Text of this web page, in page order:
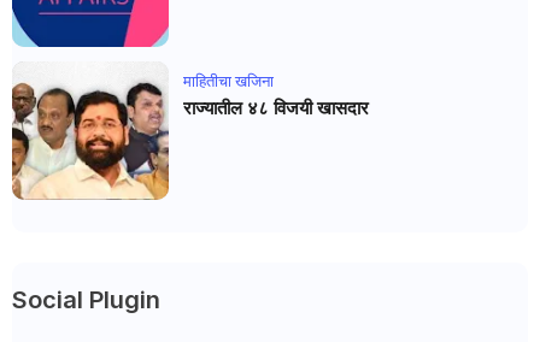
माहितीचा खजिना
राज्यातील ४८ विजयी खासदार
Social Plugin